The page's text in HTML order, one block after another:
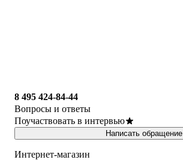
8 495 424-84-44
Вопросы и ответы
Поучаствовать в интервью
Написать обращение
Интернет-магазин